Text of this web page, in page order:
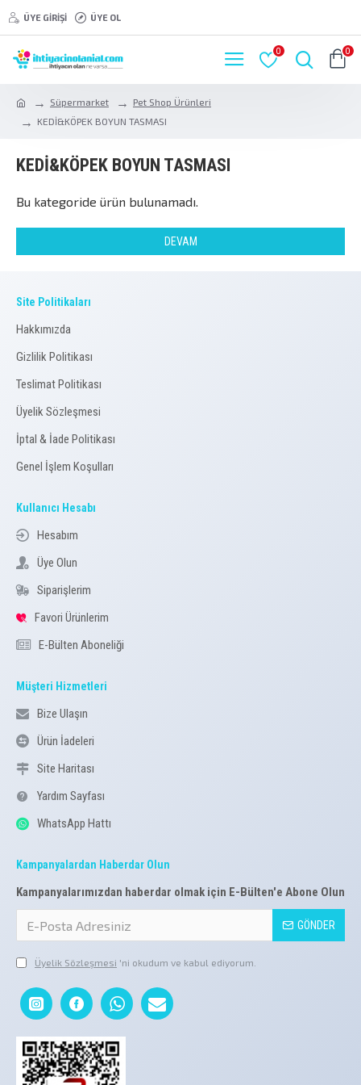
ÜYE GIRIŞI ÜYE OL
0 0
Süpermarket
Pet Shop Ürünleri
KEDİ&KÖPEK BOYUN TASMASI
KEDİ&KÖPEK BOYUN TASMASI
Bu kategoride ürün bulunamadı.
DEVAM
Site Politikaları
Hakkımızda
Gizlilik Politikası
Teslimat Politikası
Üyelik Sözleşmesi
İptal & İade Politikası
Genel İşlem Koşulları
Kullanıcı Hesabı
Hesabım
Üye Olun
Siparişlerim
Favori Ürünlerim
E-Bülten Aboneliği
Müşteri Hizmetleri
Bize Ulaşın
Ürün İadeleri
Site Haritası
Yardım Sayfası
WhatsApp Hattı
Kampanyalardan Haberdar Olun
Kampanyalarımızdan haberdar olmak için E-Bülten'e Abone Olun
GÖNDER
Üyelik Sözleşmesi 'ni okudum ve kabul ediyorum.